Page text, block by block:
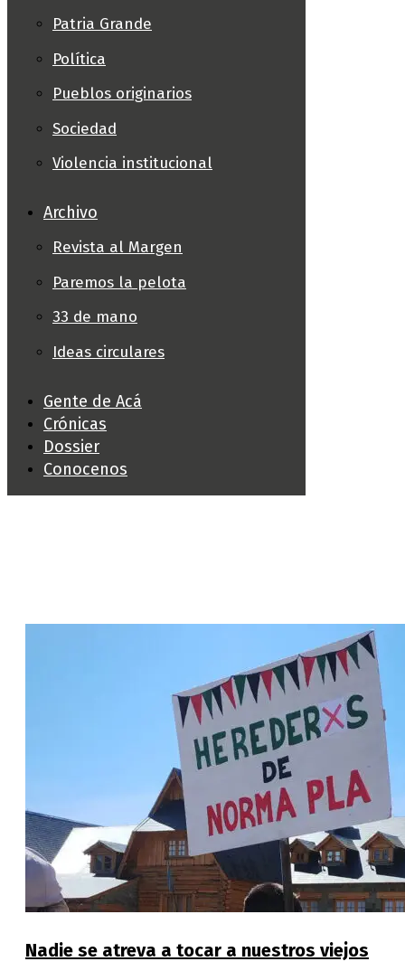
Patria Grande
Política
Pueblos originarios
Sociedad
Violencia institucional
Archivo
Revista al Margen
Paremos la pelota
33 de mano
Ideas circulares
Gente de Acá
Crónicas
Dossier
Conocenos
Nadie se atreva a tocar a nuestros viejos